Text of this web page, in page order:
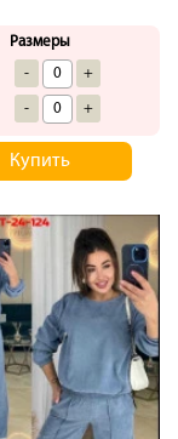
Размеры
- +
- +
Купить